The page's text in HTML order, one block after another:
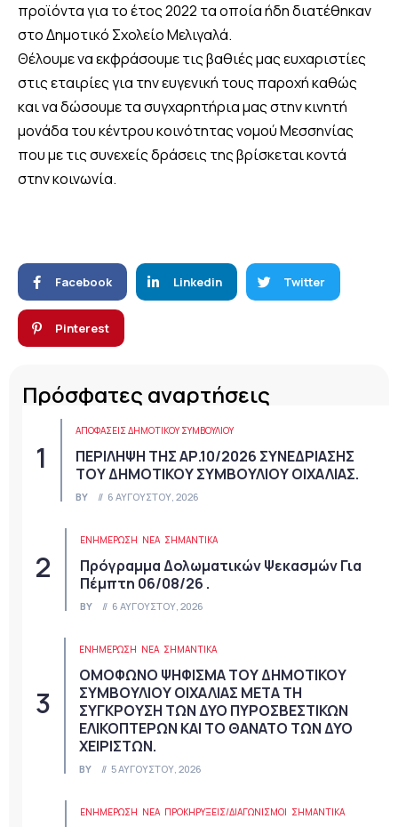
προϊόντα για το έτος 2022 τα οποία ήδη διατέθηκαν
στο Δημοτικό Σχολείο Μελιγαλά.
Θέλουμε να εκφράσουμε τις βαθιές μας ευχαριστίες
στις εταιρίες για την ευγενική τους παροχή καθώς
και να δώσουμε τα συγχαρητήρια μας στην κινητή
μονάδα του κέντρου κοινότητας νομού Μεσσηνίας
που με τις συνεχείς δράσεις της βρίσκεται κοντά
στην κοινωνία.
Facebook Linkedin Twitter
Pinterest
Πρόσφατες αναρτήσεις
ΑΠΟΦΆΣΕΙΣ ΔΗΜΟΤΙΚΟΎ ΣΥΜΒΟΥΛΊΟΥ
ΠΕΡΙΛΗΨΗ ΤΗΣ ΑΡ.10/2026 ΣΥΝΕΔΡΙΑΣΗΣ
ΤΟΥ ΔΗΜΟΤΙΚΟΥ ΣΥΜΒΟΥΛΙΟΥ ΟΙΧΑΛΙΑΣ.
BY 6 ΑΥΓΟΎΣΤΟΥ, 2026
ΕΝΗΜΕΡΩΣΗ ΝΈΑ ΣΗΜΑΝΤΙΚΆ
Πρόγραμμα Δολωματικών Ψεκασμών Για
Πέμπτη 06/08/26 .
BY 6 ΑΥΓΟΎΣΤΟΥ, 2026
ΕΝΗΜΕΡΩΣΗ ΝΈΑ ΣΗΜΑΝΤΙΚΆ
ΟΜΟΦΩΝΟ ΨΗΦΙΣΜΑ ΤΟΥ ΔΗΜΟΤΙΚΟΥ
ΣΥΜΒΟΥΛΙΟΥ ΟΙΧΑΛΙΑΣ ΜΕΤΑ ΤΗ
ΣΥΓΚΡΟΥΣΗ ΤΩΝ ΔΥΟ ΠΥΡΟΣΒΕΣΤΙΚΩΝ
ΕΛΙΚΟΠΤΕΡΩΝ ΚΑΙ ΤΟ ΘΑΝΑΤΟ ΤΩΝ ΔΥΟ
ΧΕΙΡΙΣΤΩΝ.
BY 5 ΑΥΓΟΎΣΤΟΥ, 2026
ΕΝΗΜΕΡΩΣΗ ΝΈΑ ΠΡΟΚΗΡΎΞΕΙΣ/ΔΙΑΓΩΝΙΣΜΟΊ ΣΗΜΑΝΤΙΚΆ